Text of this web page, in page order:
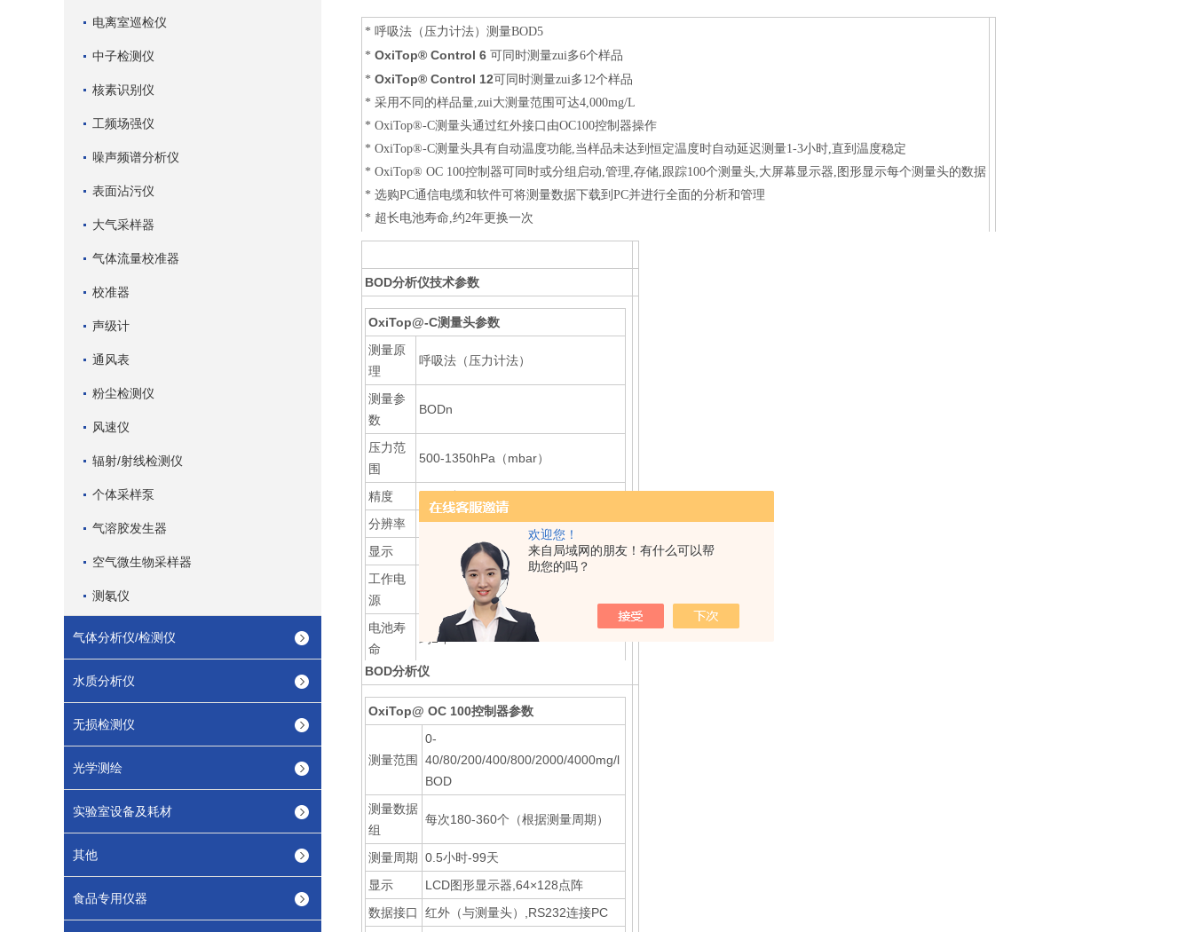
欢迎您！
来自局域网的朋友！有什么可以帮
助您的吗？
电离室巡检仪
中子检测仪
核素识别仪
工频场强仪
噪声频谱分析仪
表面沾污仪
大气采样器
气体流量校准器
校准器
声级计
通风表
粉尘检测仪
风速仪
辐射/射线检测仪
个体采样泵
气溶胶发生器
空气微生物采样器
测氡仪
气体分析仪/检测仪
水质分析仪
无损检测仪
光学测绘
实验室设备及耗材
其他
食品专用仪器
* 呼吸法（压力计法）测量BOD5
* OxiTop® Control 6 可同时测量zui多6个样品
* OxiTop® Control 12可同时测量zui多12个样品
* 采用不同的样品量,zui大测量范围可达4,000mg/L
* OxiTop®-C测量头通过红外接口由OC100控制器操作
* OxiTop®-C测量头具有自动温度功能,当样品未达到恒定温度时自动延迟测量1-3小时,直到温度稳定
* OxiTop® OC 100控制器可同时或分组启动,管理,存储,跟踪100个测量头,大屏幕显示器,图形显示每个测量头的数据
* 选购PC通信电缆和软件可将测量数据下载到PC并进行全面的分析和管理
* 超长电池寿命,约2年更换一次
BOD分析仪技术参数
OxiTop@-C测量头参数
测量原
理
呼吸法（压力计法）
测量参
数
BODn
压力范
围
500-1350hPa（mbar）
精度
±1%测量值
分辨率
1hPa
显示
LED指示灯
工作电
源
锂电池（260mAh）, 2个
CR2430（3V）
电池寿
命
约2年
保存温
度
-25～+65℃
工作温
+5～+50℃
量
70mm×Φ70mm, 约95g
BOD分析仪
OxiTop@ OC 100控制器参数
测量范围
0-
40/80/200/400/800/2000/4000mg/l
BOD
测量数据
组
每次180-360个（根据测量周期）
测量周期 0.5小时-99天
显示
LCD图形显示器,64×128点阵
数据接口
红外（与测量头）,RS232连接PC